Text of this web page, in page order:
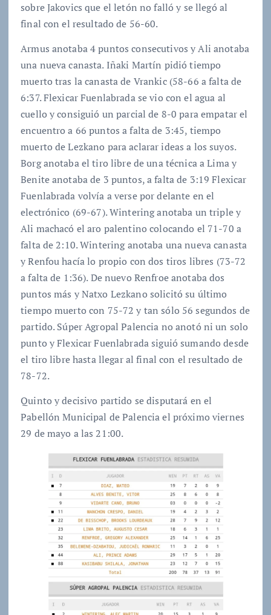
sobre Jakovics que el letón no falló y se llegó al
final con el resultado de 56-60.
Armus anotaba 4 puntos consecutivos y Ali anotaba
una nueva canasta. Iñaki Martín pidió tiempo
muerto tras la canasta de Vrankic (58-66 a falta de
6:37. Flexicar Fuenlabrada se vio con el agua al
cuello y consiguió un parcial de 8-0 para empatar el
encuentro a 66 puntos a falta de 3:45, tiempo
muerto de Lezkano para aclarar ideas a los suyos.
Borg anotaba el tiro libre de una técnica a Lima y
Benite anotaba de 3 puntos, a falta de 3:19 Flexicar
Fuenlabrada volvía a verse por delante en el
electrónico (69-67). Wintering anotaba un triple y
Ali machacó el aro palentino colocando el 71-70 a
falta de 2:10. Wintering anotaba una nueva canasta
y Renfou hacía lo propio con dos tiros libres (73-72
a falta de 1:36). De nuevo Renfroe anotaba dos
puntos más y Natxo Lezkano solicitó su último
tiempo muerto con 75-72 y tan sólo 56 segundos de
partido. Súper Agropal Palencia no anotó ni un solo
punto y Flexicar Fuenlabrada siguió sumando desde
el tiro libre hasta llegar al final con el resultado de
78-72.
Quinto y decisivo partido se disputará en el
Pabellón Municipal de Palencia el próximo viernes
29 de mayo a las 21:00.